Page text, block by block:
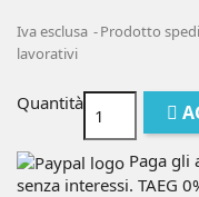
Iva esclusa
Prodotto
lavorativi
Quantità
Paga gli
senza interessi. TAEG